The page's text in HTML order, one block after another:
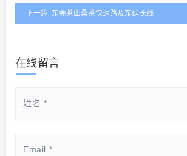
下一篇: 东莞茶山桑茶快速路及东延长线
在线留言